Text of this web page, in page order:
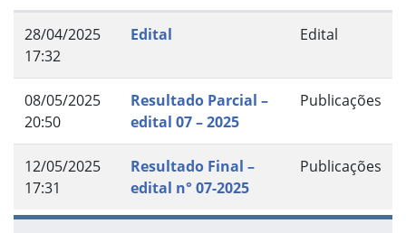
28/04/2025
17:32
Edital Edital
08/05/2025
20:50
Resultado Parcial –
edital 07 – 2025
Publicações
12/05/2025
17:31
Resultado Final –
edital n° 07-2025
Publicações